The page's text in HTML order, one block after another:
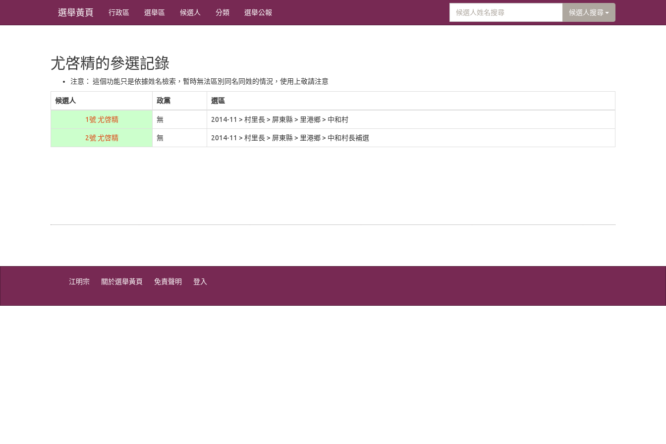
選舉黃頁 行政區 選舉區 候選人 分類 選舉公報 候選人搜尋
尤啓精的參選記錄
注意： 這個功能只是依據姓名檢索，暫時無法區別同名同姓的情況，使用上敬請注意
候選人 政黨 選區
1號 尤啓精 無 2014-11 > 村里長 > 屏東縣 > 里港鄉 > 中和村
2號 尤啓精 無 2014-11 > 村里長 > 屏東縣 > 里港鄉 > 中和村長補選
江明宗 關於選舉黃頁 免責聲明 登入